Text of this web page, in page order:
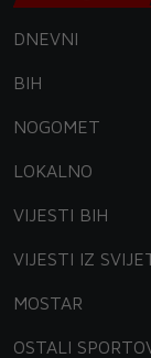
DNEVNI
BIH
NOGOMET
LOKALNO
VIJESTI BIH
VIJESTI IZ
MOSTAR
OSTALI